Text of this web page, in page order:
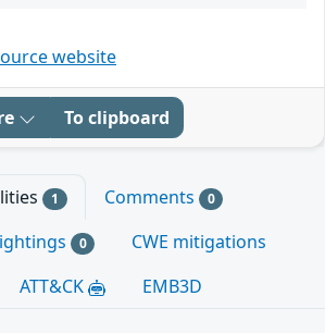
website
To clipboard
1 Comments 0
0
CWE mitigations
ATT&CK EMB3D